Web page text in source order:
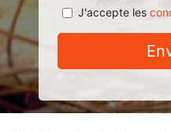
J'accepte les